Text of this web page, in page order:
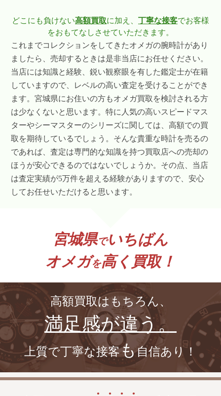
どこにも負けない高額買取に加え、 丁寧な接客でお客様
をおもてなしさせていただきます。
これまでコレクションをしてきたオメガの腕時計があり
ましたら、売却するときは是非当店にお任せください。
当店には知識と経験、鋭い観察眼を有した鑑定士が在籍
していますので、レベルの高い査定を受けることができ
ます。宮城県にお住いの方もオメガ買取を検討される方
は少なくないと思います。特に人気の高いスピードマス
ターやシーマスターのシリーズに関しては、高額での買
取を期待しているでしょう。そんな貴重な時計を売るの
であれば、査定は専門的な知識を持つ買取店への売却の
ほうが安心できるのではないでしょうか。その点、当店
は査定実績が5万件を超える経験がありますので、安心
してお任せいただけると思います。
宮城県でいちばん
オメガを高く買取！
高額買取はもちろん、
満足感が違う。
上質で丁寧な接客も自信あり！